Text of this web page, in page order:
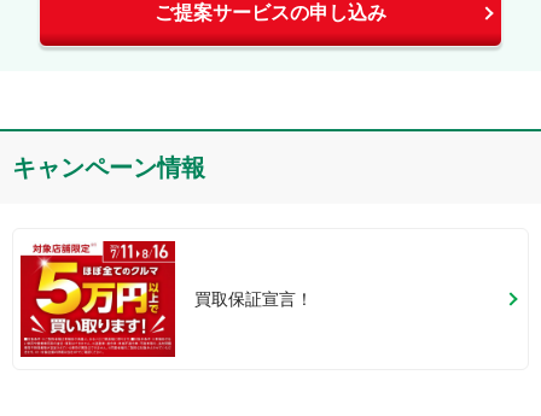
ご提案サービスの申し込み
キャンペーン情報
買取保証宣言！